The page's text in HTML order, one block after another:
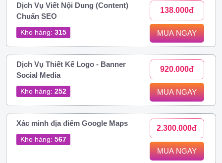
Dịch Vụ Viết Nội Dung (Content)
Chuẩn SEO
Kho hàng: 315
138.000đ
MUA NGAY
Dịch Vụ Thiết Kế Logo - Banner
Social Media
Kho hàng: 252
920.000đ
MUA NGAY
Xác minh địa điểm Google Maps
Kho hàng: 567
2.300.000đ
MUA NGAY